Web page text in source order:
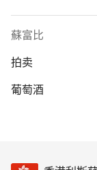
蘇富比
拍卖
葡萄酒